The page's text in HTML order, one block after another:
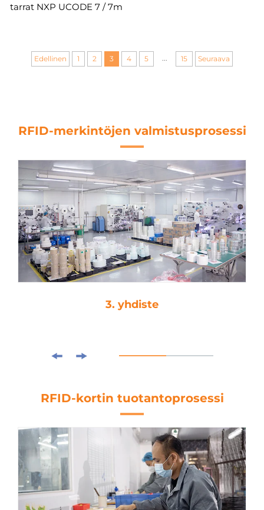
tarrat NXP UCODE 7 / 7m
Edellinen 1 2 3 4 5 15 Seuraava
RFID-merkintöjen valmistusprosessi
3. yhdiste
RFID-kortin tuotantoprosessi